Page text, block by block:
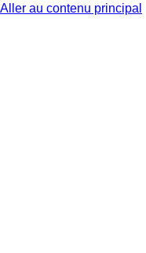
Aller au contenu principal